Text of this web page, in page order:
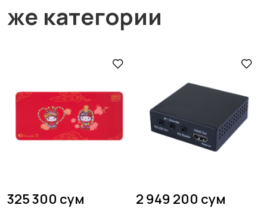
же категории
325 300 сум 2 949 200 сум